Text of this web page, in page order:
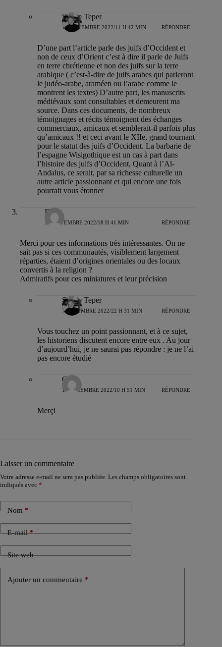
Sylvie Teper
14 NOVEMBRE 2022/11 H 42 MIN RÉPONDRE
D’une part l’article parle des juifs d’Occident et
non de ceux d’Orient c’est à dire il parle de Juifs
en terre chrétienne et non des juifs sur la terre
arabique ( c’est-à-dire de juifs arabes qui parleront
le judéo-arabe, araméen ou l’arabe comme le
montrent les textes) D’autre part, les manuscrits
médiévaux sont consultables et demeurent ma
source. Dans ces documents, de nombreux
témoignages et récits témoignent des échanges
commerciaux, amicaux et semblerait-il parfois plus
qu’amicaux !! et ceci avant le XIIe, grand tournant
pour le statut des juifs d’Occident. La barbarie de
l’espagne Wisigothique est un cas à part dans
l’histoire des juifs d’Occident, Quant à l’Al-
Andalus, ce serait, par sa richesse culturelle un
autre article passionnant et qui encore une fois
pourrait vous étonner
Franz
14 NOVEMBRE 2022/18 H 41 MIN RÉPONDRE
Merci pour ces informations très intéressantes. On ne
sait pas si ces communautés, visiblement largement
réparties, étaient d’origines orientales ou des locaux
convertis à la religion ?
Admiratifs pour ces miniatures et leur précision
Sylvie Teper
7 DÉCEMBRE 2022/22 H 31 MIN RÉPONDRE
Vous touchez un point passionnant, et à ce sujet,
les historiens discutent encore entre eux . Au jour
d’aujourd’hui, je ne saurai pas répondre : je ne l’ai
pas encore étudié
Gedi
13 DÉCEMBRE 2022/10 H 51 MIN RÉPONDRE
Merçi
Laisser un commentaire
Votre adresse e-mail ne sera pas publiée. Les champs obligatoires sont
indiqués avec *
Nom*
E-mail*
Site web
Ajouter un commentaire *